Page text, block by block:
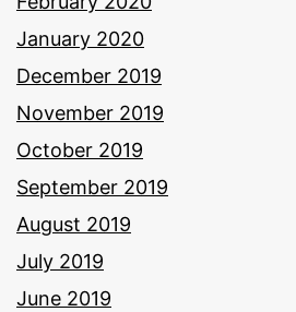
January 2020
December 2019
November 2019
October 2019
September 2019
August 2019
July 2019
June 2019